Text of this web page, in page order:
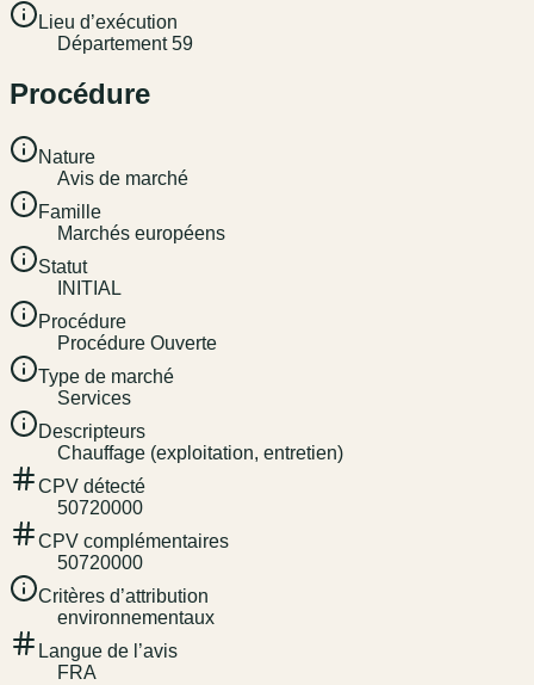
Lieu d’exécution
Département 59
Procédure
Nature
Avis de marché
Famille
Marchés européens
Statut
INITIAL
Procédure
Procédure Ouverte
Type de marché
Services
Descripteurs
Chauffage (exploitation, entretien)
CPV détecté
50720000
CPV complémentaires
50720000
Critères d’attribution
environnementaux
Langue de l’avis
FRA